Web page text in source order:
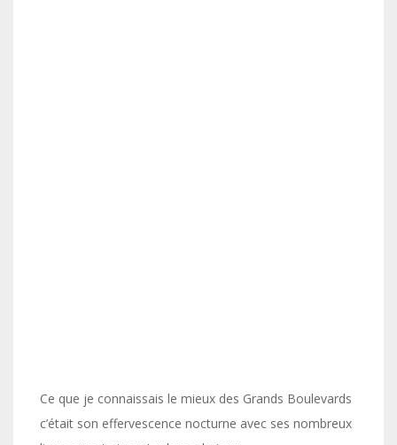
Ce que je connaissais le mieux des Grands Boulevards
c’était son effervescence nocturne avec ses nombreux